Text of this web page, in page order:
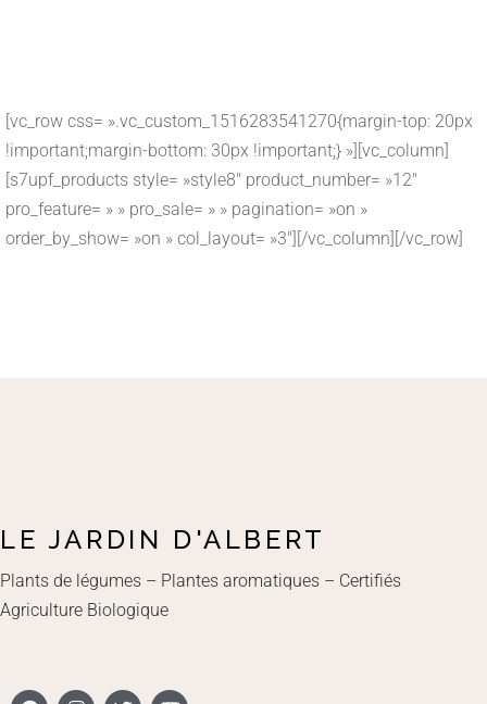
[vc_row css= ».vc_custom_1516283541270{margin-top: 20px
!important;margin-bottom: 30px !important;} »][vc_column]
[s7upf_products style= »style8″ product_number= »12″
pro_feature= » » pro_sale= » » pagination= »on »
order_by_show= »on » col_layout= »3″][/vc_column][/vc_row]
LE JARDIN D'ALBERT
Plants de légumes – Plantes aromatiques – Certifiés
Agriculture Biologique